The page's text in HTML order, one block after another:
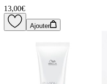
13,00€
Ajouter